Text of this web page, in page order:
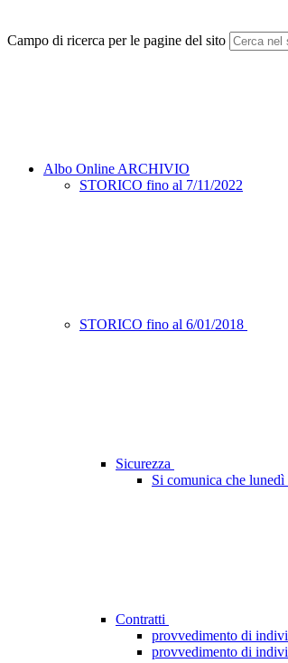
Campo di ricerca per le pagine del sito
Albo Online ARCHIVIO
STORICO fino al 7/11/2022
STORICO fino al 6/01/2018
Sicurezza
Si comunica che
Contratti
provvedimento di
provvedimento di